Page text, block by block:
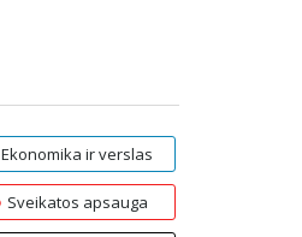
Ekonomika ir verslas
Sveikatos apsauga